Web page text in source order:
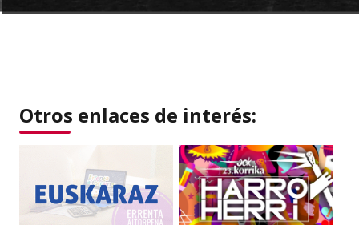
Otros enlaces de interés: